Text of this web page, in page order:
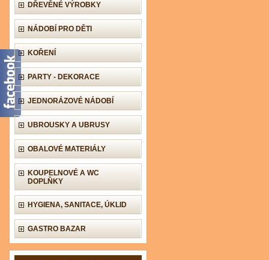
DŘEVĚNÉ VÝROBKY
NÁDOBÍ PRO DĚTI
KOŘENÍ
PARTY - DEKORACE
JEDNORÁZOVÉ NÁDOBÍ
UBROUSKY A UBRUSY
OBALOVÉ MATERIÁLY
KOUPELNOVÉ A WC
DOPLŇKY
HYGIENA, SANITACE, ÚKLID
GASTRO BAZAR